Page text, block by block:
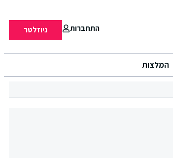
התחברות ניוזלטר
המלצות